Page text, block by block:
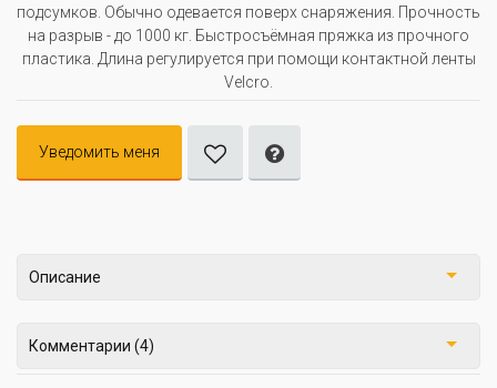
подсумков. Обычно одевается поверх снаряжения. Прочность
на разрыв - до 1000 кг. Быстросъёмная пряжка из прочного
пластика. Длина регулируется при помощи контактной ленты
Velcro.
Уведомить меня
Описание
Комментарии (4)